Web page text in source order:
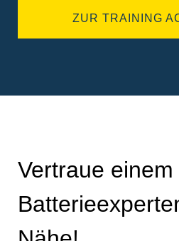
ZUR TRAINING
Vertraue einem